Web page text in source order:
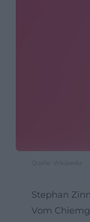
Quelle: Wikipedia
Stephan
Vom